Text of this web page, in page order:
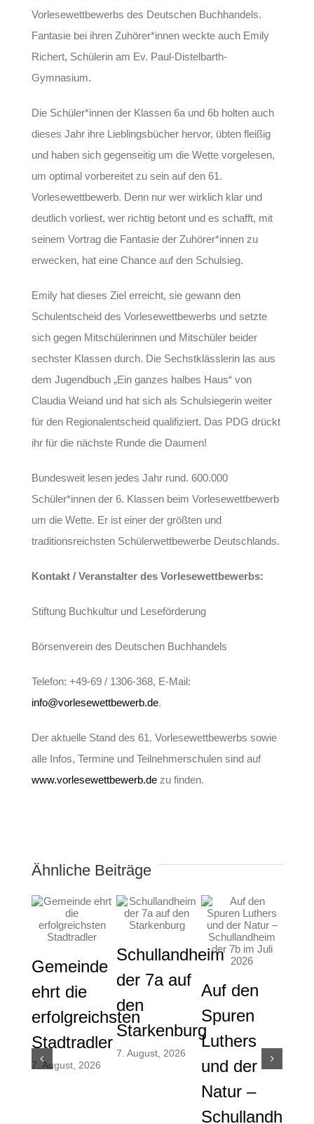
Vorlesewettbewerbs des Deutschen Buchhandels.
Fantasie bei ihren Zuhörer*innen weckte auch Emily
Richert, Schülerin am Ev. Paul-Distelbarth-
Gymnasium.
Die Schüler*innen der Klassen 6a und 6b holten auch
dieses Jahr ihre Lieblingsbücher hervor, übten fleißig
und haben sich gegenseitig um die Wette vorgelesen,
um optimal vorbereitet zu sein auf den 61.
Vorlesewettbewerb. Denn nur wer wirklich klar und
deutlich vorliest, wer richtig betont und es schafft, mit
seinem Vortrag die Fantasie der Zuhörer*innen zu
erwecken, hat eine Chance auf den Schulsieg.
Emily hat dieses Ziel erreicht, sie gewann den
Schulentscheid des Vorlesewettbewerbs und setzte
sich gegen Mitschülerinnen und Mitschüler beider
sechster Klassen durch. Die Sechstklässlerin las aus
dem Jugendbuch „Ein ganzes halbes Haus“ von
Claudia Weiand und hat sich als Schulsiegerin weiter
für den Regionalentscheid qualifiziert. Das PDG drückt
ihr für die nächste Runde die Daumen!
Bundesweit lesen jedes Jahr rund. 600.000
Schüler*innen der 6. Klassen beim Vorlesewettbewerb
um die Wette. Er ist einer der größten und
traditionsreichsten Schülerwettbewerbe Deutschlands.
Kontakt / Veranstalter des Vorlesewettbewerbs:
Stiftung Buchkultur und Leseförderung
Börsenverein des Deutschen Buchhandels
Telefon: +49-69 / 1306-368, E-Mail:
info@vorlesewettbewerb.de.
Der aktuelle Stand des 61. Vorlesewettbewerbs sowie
alle Infos, Termine und Teilnehmerschulen sind auf
www.vorlesewettbewerb.dezu finden.
Ähnliche Beiträge
Gemeinde
ehrt die
erfolgreichsten
Stadtradler
7. August, 2026
Schullandheim
der 7a auf
den
Starkenburg
7. August, 2026
Auf den
Spuren
Luthers
und der
Natur –
Schullandheim